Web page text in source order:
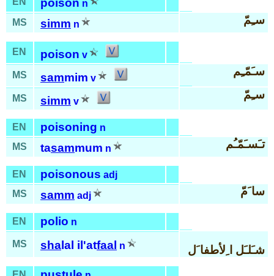
poison n
MS
simm n سـِمّ
EN poison v
MS
sammim v
سـَمّـِم
MS simm v
سـِمّ
EN poisoning n
MS
tasammum n تـَسـَمّـُم
EN poisonous adj
MS
samm adj سا َمّ
EN polio n
MS sha lal il'atfaal n شـَلـَل ا ِلأطفا َل